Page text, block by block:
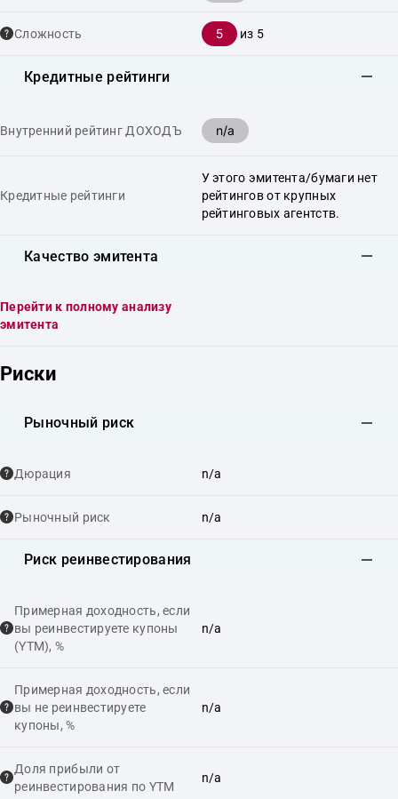
Сложность 5 из 5
Кредитные рейтинги
Внутренний рейтинг ДОХОДЪ n/a
Кредитные рейтинги
У этого эмитента/бумаги нет
рейтингов от крупных
рейтинговых агентств.
Качество эмитента
Перейти к полному анализу
эмитента
Риски
Рыночный риск
Дюрация n/a
Рыночный риск n/a
Риск реинвестирования
Примерная доходность, если
вы реинвестируете купоны
(YTM), %
n/a
Примерная доходность, если
вы не реинвестируете
купоны, %
n/a
Доля прибыли от
реинвестирования по YTM
n/a